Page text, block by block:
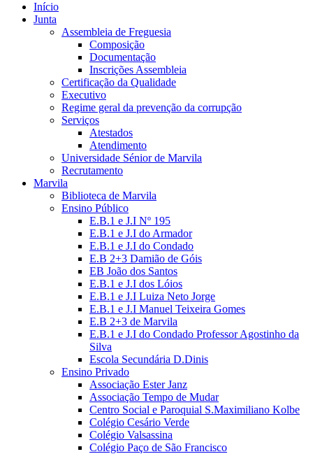
Início
Junta
Assembleia de Freguesia
Composição
Documentação
Inscrições Assembleia
Certificação da Qualidade
Executivo
Regime geral da prevenção da corrupção
Serviços
Atestados
Atendimento
Universidade Sénior de Marvila
Recrutamento
Marvila
Biblioteca de Marvila
Ensino Público
E.B.1 e J.I Nº 195
E.B.1 e J.I do Armador
E.B.1 e J.I do Condado
E.B 2+3 Damião de Góis
EB João dos Santos
E.B.1 e J.I dos Lóios
E.B.1 e J.I Luiza Neto Jorge
E.B.1 e J.I Manuel Teixeira Gomes
E.B 2+3 de Marvila
E.B.1 e J.I do Condado Professor Agostinho da
Silva
Escola Secundária D.Dinis
Ensino Privado
Associação Ester Janz
Associação Tempo de Mudar
Centro Social e Paroquial S.Maximiliano Kolbe
Colégio Cesário Verde
Colégio Valsassina
Colégio Paço de São Francisco